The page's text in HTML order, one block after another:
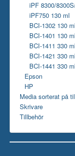
iPF 8300/
iPF750 130 ml
BCI-1302 130 ml
BCI-1401 130 ml
BCI-1411 330 ml
BCI-1421 330 ml
BCI-1441 330 ml
Epson
HP
Media sorterat på
Skrivare
Tillbehör